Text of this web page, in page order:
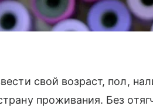
свой возраст, пол,
проживания. Без